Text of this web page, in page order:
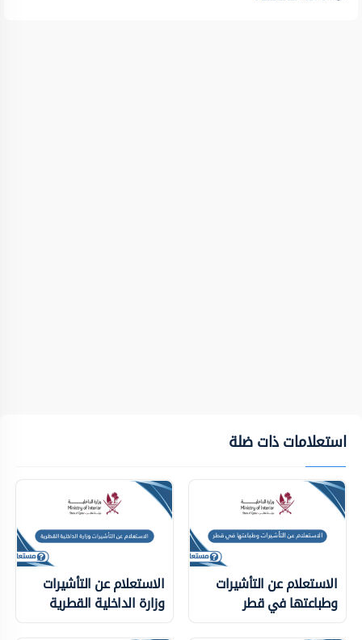
استعلامات ذات ضلة
الاستعلام عن التأشيرات
وطباعتها في قطر
الاستعلام عن التأشيرات
وزارة الداخلية ‏القطرية